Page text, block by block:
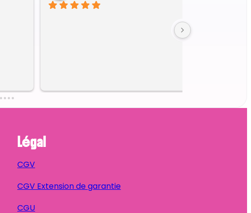
Légal
CGV
CGV Extension de garantie
CGU